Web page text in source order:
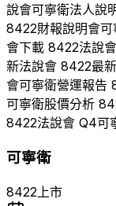
說會可寧衛法人說
8422財報說明會可
會下載 8422法說
新法說會 8422最
會可寧衛營運報告
可寧衛股價分析
8422法說會 Q4可
可寧衛
8422上市